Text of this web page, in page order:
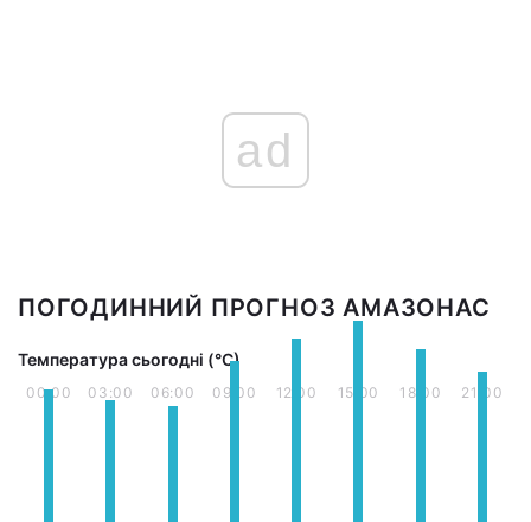
ad
ПОГОДИННИЙ ПРОГНОЗ АМАЗОНАС
Температура сьогодні (°С)
00:00 03:00 06:00 09:00 12:00 15:00 18:00 21:00